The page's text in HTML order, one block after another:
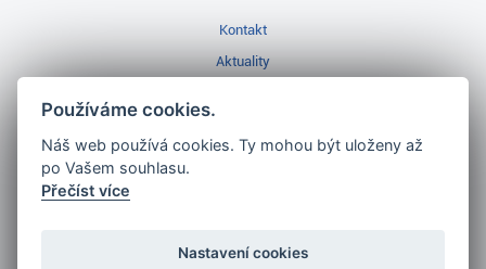
Kontakt
Aktuality
Golfový slovník
Používáme cookies.
Náš web používá cookies. Ty mohou být uloženy až
po Vašem souhlasu.
Přečíst více
Nastavení cookies